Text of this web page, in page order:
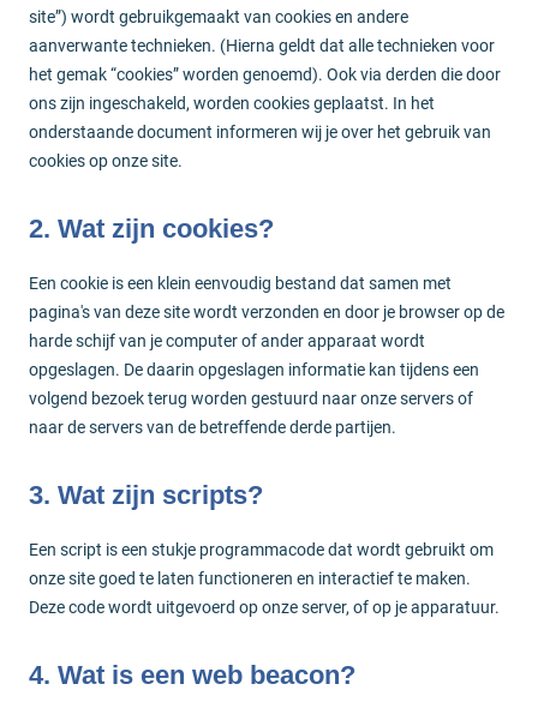
site”) wordt gebruikgemaakt van cookies en andere
aanverwante technieken. (Hierna geldt dat alle technieken voor
het gemak “cookies” worden genoemd). Ook via derden die door
ons zijn ingeschakeld, worden cookies geplaatst. In het
onderstaande document informeren wij je over het gebruik van
cookies op onze site.
2. Wat zijn cookies?
Een cookie is een klein eenvoudig bestand dat samen met
pagina's van deze site wordt verzonden en door je browser op de
harde schijf van je computer of ander apparaat wordt
opgeslagen. De daarin opgeslagen informatie kan tijdens een
volgend bezoek terug worden gestuurd naar onze servers of
naar de servers van de betreffende derde partijen.
3. Wat zijn scripts?
Een script is een stukje programmacode dat wordt gebruikt om
onze site goed te laten functioneren en interactief te maken.
Deze code wordt uitgevoerd op onze server, of op je apparatuur.
4. Wat is een web beacon?